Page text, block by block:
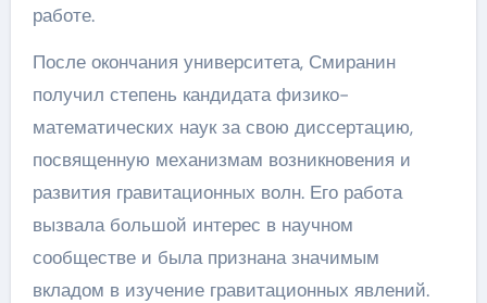
работе.
После окончания университета, Смиранин
получил степень кандидата физико-
математических наук за свою диссертацию,
посвященную механизмам возникновения и
развития гравитационных волн. Его работа
вызвала большой интерес в научном
сообществе и была признана значимым
вкладом в изучение гравитационных явлений.